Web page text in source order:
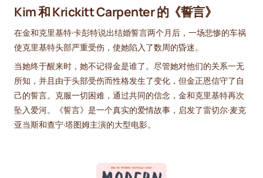
Kim 和 Krickitt Carpenter 的《誓言》
在金和克里基特·卡彭特说出结婚誓言两个月后，一场悲惨的车祸
使克里基特头部严重受伤，使她陷入了数周的昏迷。
当她终于醒来时，她不记得金是谁了。尽管她对他们的关系一无
所知，并且由于头部受伤而性格发生了变化，但金正恩信守了自
己的誓言。克服一切困难，通过共同的信念，金和克里基特再次
坠入爱河。《誓言》是一个真实的爱情故事，启发了雷切尔·麦克
亚当斯和查宁·塔图姆主演的大型电影。